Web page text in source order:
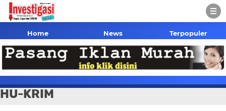
Home News Terpopuler
HU-KRIM